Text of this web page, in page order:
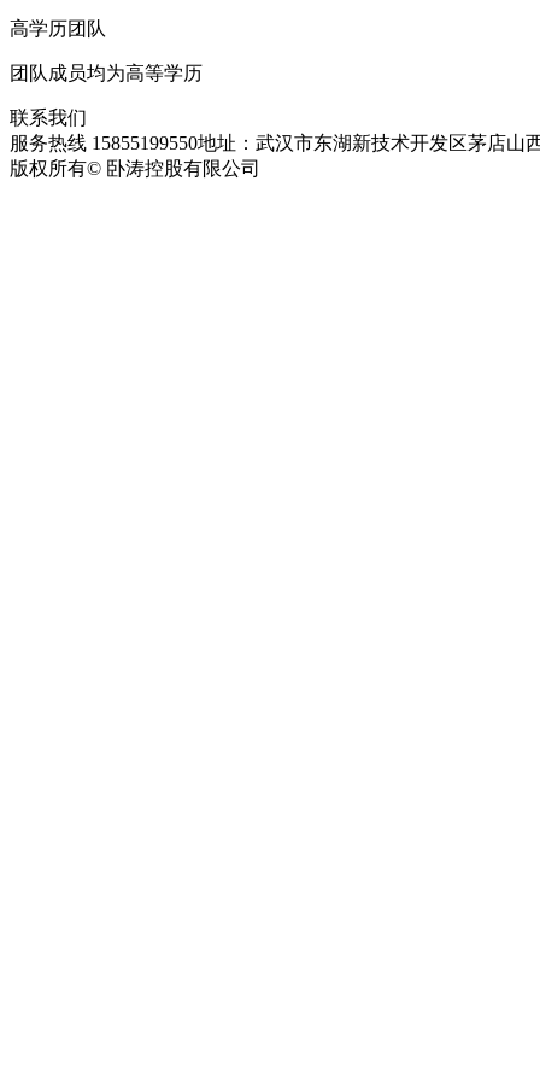
高学历团队
团队成员均为高等学历
联系我们
服务热线 15855199550地址：武汉市东湖新技术开发区茅店山
版权所有© 卧涛控股有限公司